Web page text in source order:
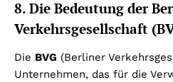
8. Die Bedeutung der
Verkehrsgesellschaft
Die BVG (Berliner
Unternehmen, das für die